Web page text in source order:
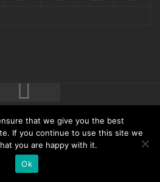
& Werbeagentur GmbH • Bautzner
62 • 01324 Dresden
that we give you the best
If you continue to use this site we
you are happy with it.
Ok